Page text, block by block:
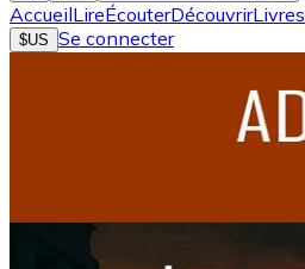
AccueilLireÉcouterDécouvrirLivres
$US Se connecter